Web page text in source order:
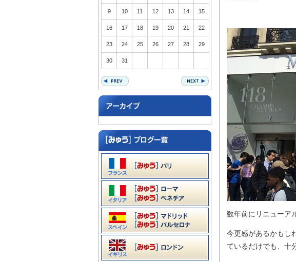
9 10 11 12 13 14 15
16 17 18 19 20 21 22
23 24 25 26 27 28 29
30 31
数年前にリニューア
今更感があるかもし
ているだけでも、十